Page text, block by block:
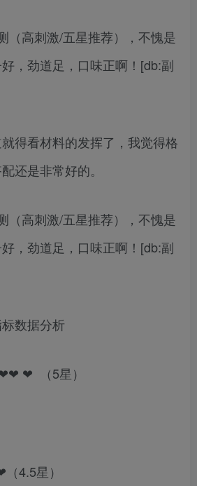
得看材料的发挥了，我觉得格
还是非常好的。
数据分析
❤ （5星）
4.5星）